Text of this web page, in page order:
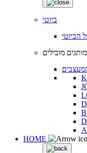
ביוטי
הביוטי
מותגים מובילים
HOME